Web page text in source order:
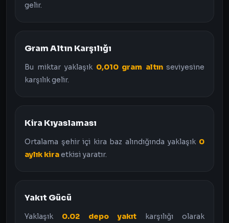
gelir.
Gram Altın Karşılığı
Bu miktar yaklaşık 0,010 gram altınseviyesine
karşılık gelir.
Kira Kıyaslaması
Ortalama şehir içi kira baz alındığında yaklaşık 0
aylık kiraetkisi yaratır.
Yakıt Gücü
Yaklaşık 0.02 depo yakıt karşılığı olarak